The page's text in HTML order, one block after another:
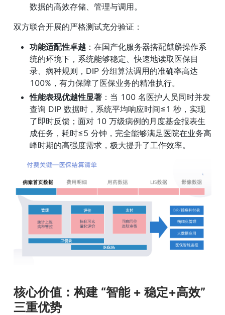
数据的高效存储、管理与调用。
双方联合开展的严格测试充分验证：
功能适配性卓越 ：在国产化服务器搭配麒麟操作系
统的环境下，系统能够稳定、快速地读取医保目
录、病种规则，DIP 分组算法调用的准确率高达
100%，有力保障了医保业务的精准执行。
性能表现优越性显著 ：当 100 名医护人员同时并发
查询 DIP 数据时，系统平均响应时间≤1 秒，实现
了即时反馈；面对 10 万级病例的月度基金报表生
成任务，耗时≤5 分钟，完全能够满足医院在业务高
峰时期的高强度需求，极大提升了工作效率。
核心价值：构建 “智能 + 稳定+高效”
三重优势